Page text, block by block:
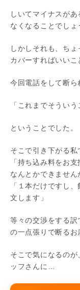
しいてマイナスが
なくなることでしょ
しかしそれも、ち
カバーすればいいこ
今回電話をして断ら
「これまでそうい
ということでした。
そこで引き下がる私
「持ち込み料をお
なんとかできません
「１本だけですし
文します」
等々の交渉をする訳
の一点張りで断るお
そこで気になるの
ッフさんに…